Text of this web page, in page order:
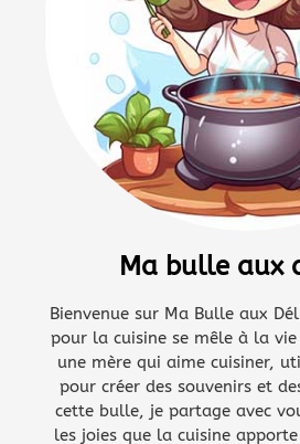
Ma bulle aux
Bienvenue sur Ma Bulle aux
pour la cuisine se mêle à la
une mère qui aime cuisiner,
pour créer des souvenirs et
cette bulle, je partage avec
les joies que la cuisine